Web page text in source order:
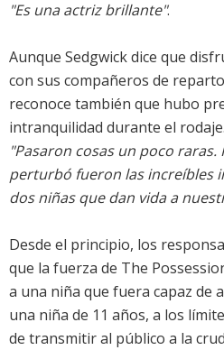
"Es una actriz brillante".
Aunque Sedgwick dice que
con sus compañeros de
reconoce también que hubo
intranquilidad durante el rodaje.
"Pasaron cosas un poco
perturbó fueron las increíbles
dos niñas que dan vida a
Desde el principio, los
que la fuerza de The
a una niña que fuera capaz de
una niña de 11 años, a los
de transmitir al público a la